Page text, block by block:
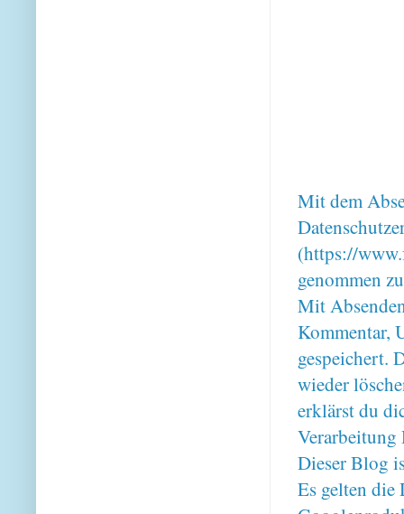
Mit dem
(https://
genommen
Mit
Kommentar,
gespeichert.
wieder
erklärst du
Verarbeitung
Dieser Blog
Es gelten